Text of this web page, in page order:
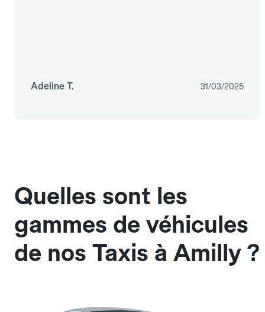
Adeline T. 31/03/2025
Quelles sont les
gammes de véhicules
de nos Taxis à Amilly ?